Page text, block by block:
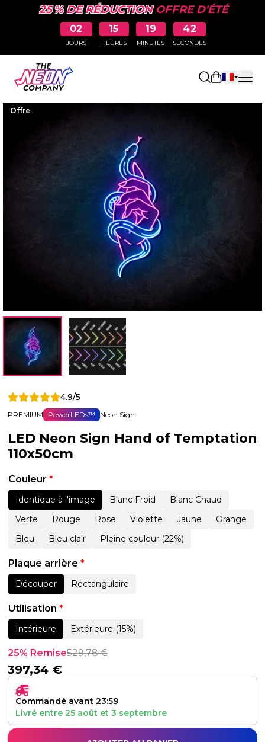
25 % DE RÉDUCTIONOFFRE D'ÉTÉ
02
JOURS
15
HEURES
19
MINUTES
41
SECONDES
Ouvrir le
Offre
4.9/5
PREMIUM PowerLEDs™ Neon Sign
LED Neon Sign Hand of Temptation
110x50cm
Couleur *
Identique à l'image Blanc Froid
Blanc Chaud
Verte
Rouge Rose Violette Jaune
Orange
Bleu
Bleu clair Pleine couleur (22%)
Plaque arrière *
Découper Rectangulaire
Utilisation *
Intérieure Extérieure (15%)
25% Remise529,78€
397,34 €
Commandé avant 23:59
Livré entre 25 août et 3 septembre